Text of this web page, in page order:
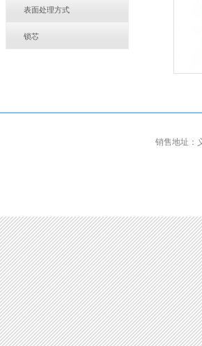
表面处理方式
锁芯
销售地址：